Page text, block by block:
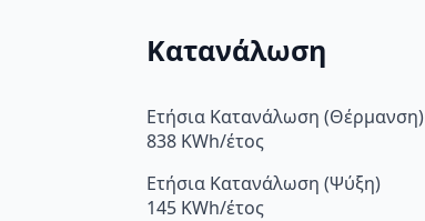
Κατανάλωση
Ετήσια Κατανάλωση (Θέρμανση)
838 KWh/έτος
Ετήσια Κατανάλωση (Ψύξη)
145 KWh/έτος